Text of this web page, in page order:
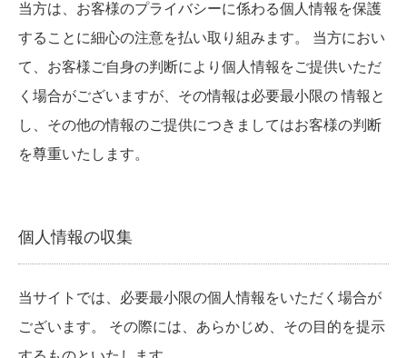
当方は、お客様のプライバシーに係わる個人情報を保護
することに細心の注意を払い取り組みます。 当方におい
て、お客様ご自身の判断により個人情報をご提供いただ
く場合がございますが、その情報は必要最小限の 情報と
し、その他の情報のご提供につきましてはお客様の判断
を尊重いたします。
個人情報の収集
当サイトでは、必要最小限の個人情報をいただく場合が
ございます。 その際には、あらかじめ、その目的を提示